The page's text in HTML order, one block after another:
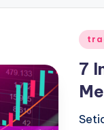
7